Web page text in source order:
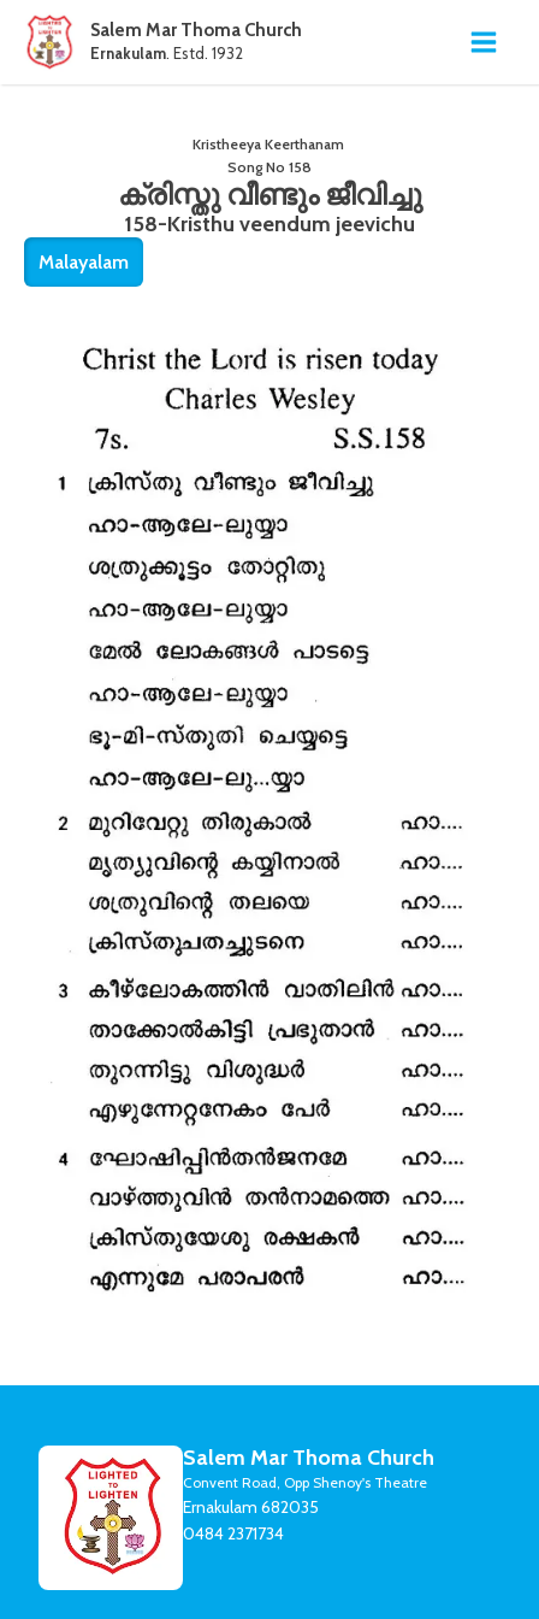
Salem Mar Thoma Church
Ernakulam. Estd. 1932
Kristheeya Keerthanam
Song No 158
ക്രിസ്തു വീണ്ടും ജീവിച്ചു
158-Kristhu veendum jeevichu
Malayalam
Salem Mar Thoma Church
Convent Road, Opp Shenoy's Theatre
Ernakulam 682035
0484 2371734